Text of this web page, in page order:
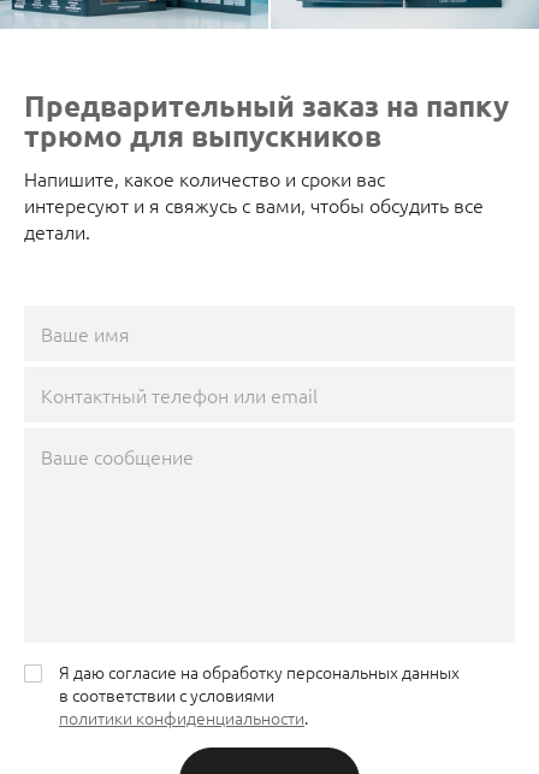
Предварительный заказ на папку
трюмо для выпускников
Напишите, какое количество и сроки вас
интересуют и я свяжусь с вами, чтобы обсудить все
детали.
Я даю согласие на обработку персональных данных
в соответствии с условиями
политики конфиденциальности.